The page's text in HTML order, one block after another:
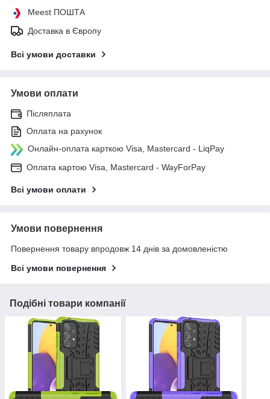
Meest ПОШТА
Доставка в Європу
Всі умови доставки
Умови оплати
Післяплата
Оплата на рахунок
Онлайн-оплата карткою Visa, Mastercard - LiqPay
Оплата картою Visa, Mastercard - WayForPay
Всі умови оплати
Умови повернення
Повернення товару впродовж 14 днів за домовленістю
Всі умови повернення
Подібні товари компанії